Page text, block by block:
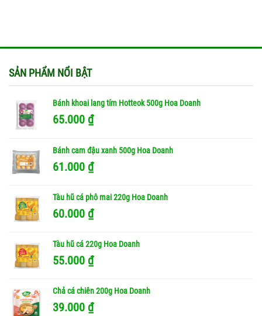
SẢN PHẨM NỔI BẬT
Bánh khoai lang tím Hotteok 500g Hoa Doanh
65.000 ₫
Bánh cam đậu xanh 500g Hoa Doanh
61.000 ₫
Tàu hũ cá phô mai 220g Hoa Doanh
60.000 ₫
Tàu hũ cá 220g Hoa Doanh
55.000 ₫
Chả cá chiên 200g Hoa Doanh
39.000 ₫